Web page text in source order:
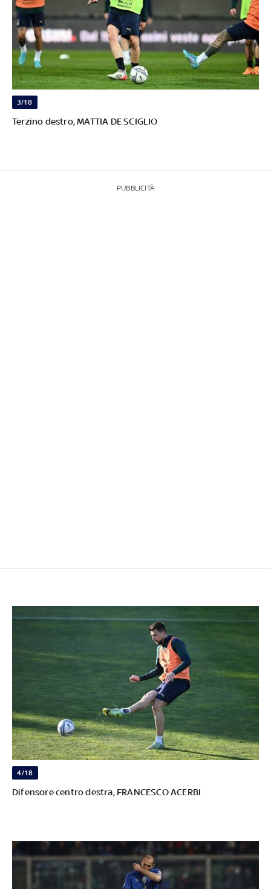
3/18
Terzino destro, MATTIA DE SCIGLIO
PUBBLICITÀ
4/18
Difensore centro destra, FRANCESCO ACERBI